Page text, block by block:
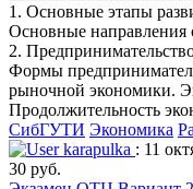
1. Основные этапы
Основные направления
2.
Формы
рыночной экономики.
Продолжительность
СибГУТИ Экономика
karapulka : 11
30 руб.